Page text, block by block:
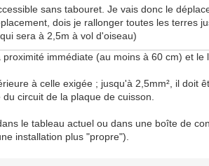
sans tabouret. Je vais donc le
dois je rallonger toutes les terres
sera à 2,5m à vol d'oiseau)
immédiate (au moins à 60 cm) et
à celle exigée ; jusqu'à 2,5mm², il doit
circuit de la plaque de cuisson.
le tableau actuel ou dans une boîte de
installation plus "propre").